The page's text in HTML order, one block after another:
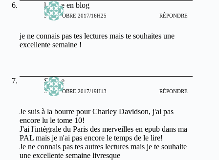
lecture en blog
30 OCTOBRE 2017/16H25 RÉPONDRE
je ne connais pas tes lectures mais te souhaites une
excellente semaine !
Selene
30 OCTOBRE 2017/19H13 RÉPONDRE
Je suis à la bourre pour Charley Davidson, j'ai pas
encore lu le tome 10!
J'ai l'intégrale du Paris des merveilles en epub dans ma
PAL mais je n'ai pas encore le temps de le lire!
Je ne connais pas tes autres lectures mais je te souhaite
une excellente semaine livresque